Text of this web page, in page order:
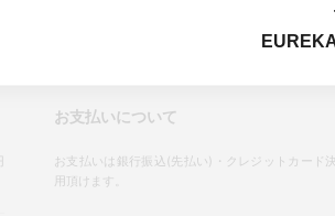
お支払いについて
お支払いは銀行振込(先払い)・クレジットカード
用頂けます。